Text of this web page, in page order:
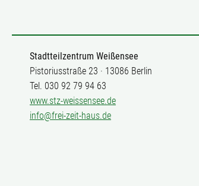
Stadtteilzentrum Weißensee
Pistoriusstraße 23 · 13086 Berlin
Tel. 030 92 79 94 63
www.stz-weissensee.de
info@frei-zeit-haus.de